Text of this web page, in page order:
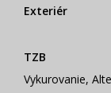
Exteriér
TZB
Vykurovanie,